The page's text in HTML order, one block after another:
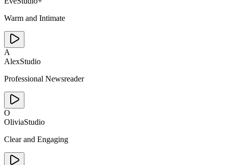
Warm and Intimate
A
AlexStudio
Professional Newsreader
O
OliviaStudio
Clear and Engaging